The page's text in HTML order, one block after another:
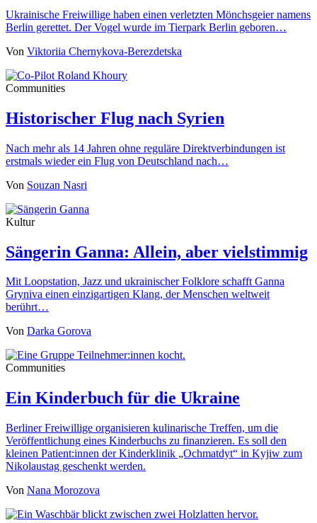
Ukrainische Freiwillige haben einen verletzten Mönchsgeier namens
Berlin gerettet. Der Vogel wurde im Tierpark Berlin geboren…
Von Viktoriia Chernykova-Berezdetska
Communities
Historischer Flug nach Syrien
Nach mehr als 14 Jahren ohne reguläre Direktverbindungen ist
erstmals wieder ein Flug von Deutschland nach…
Von Souzan Nasri
Kultur
Sängerin Ganna: Allein, aber vielstimmig
Mit Loopstation, Jazz und ukrainischer Folklore schafft Ganna
Gryniva einen einzigartigen Klang, der Menschen weltweit
berührt…
Von Darka Gorova
Communities
Ein Kinderbuch für die Ukraine
Berliner Freiwillige organisieren kulinarische Treffen, um die
Veröffentlichung eines Kinderbuchs zu finanzieren. Es soll den
kleinen Patient:innen der Kinderklinik „Ochmatdyt“ in Kyjiw zum
Nikolaustag geschenkt werden.
Von Nana Morozova